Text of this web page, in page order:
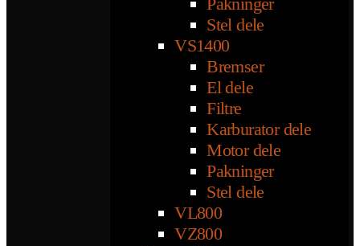
Stel dele
VS1400
Bremser
El dele
Filtre
Karburator dele
Motor dele
Pakninger
Stel dele
VL800
VZ800